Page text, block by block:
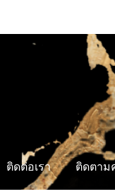
ติดต่อเรา ติดตาม